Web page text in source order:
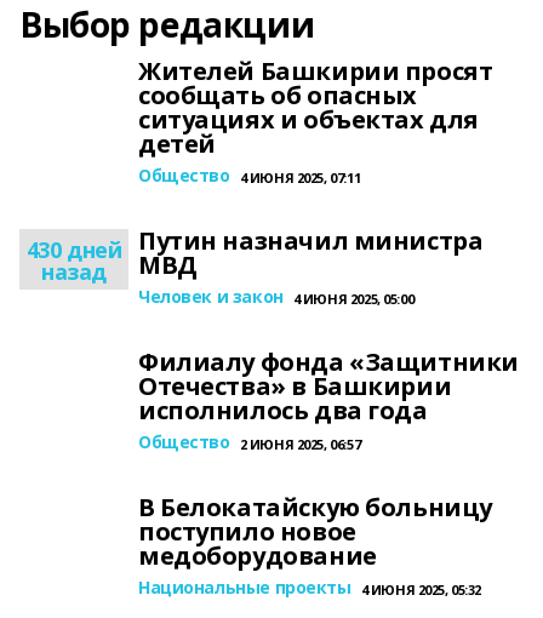
Выбор редакции
Жителей Башкирии просят
сообщать об опасных
ситуациях и объектах для
детей
Общество 4 ИЮНЯ 2025, 07:11
430 дней
назад
Путин назначил министра
МВД
Человек и закон 4 ИЮНЯ 2025, 05:00
Филиалу фонда «Защитники
Отечества» в Башкирии
исполнилось два года
Общество 2 ИЮНЯ 2025, 06:57
В Белокатайскую больницу
поступило новое
медоборудование
Национальные проекты 4 ИЮНЯ 2025, 05:32